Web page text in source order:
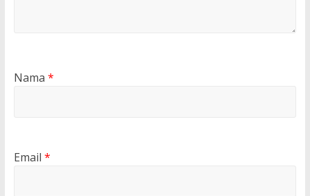
Nama *
Email *